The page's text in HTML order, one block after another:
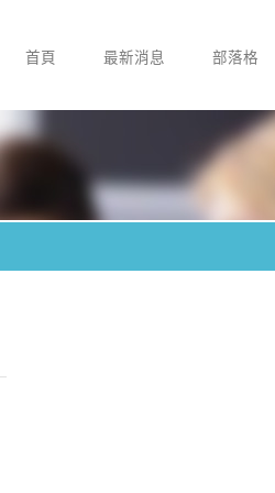
首頁 最新消息 部落格